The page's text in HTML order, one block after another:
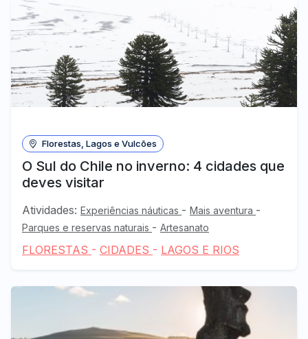
Florestas, Lagos e Vulcões
O Sul do Chile no inverno: 4 cidades que
deves visitar
Atividades: Experiências náuticas - Mais aventura -
Parques e reservas naturais - Artesanato
FLORESTAS - CIDADES - LAGOS E RIOS